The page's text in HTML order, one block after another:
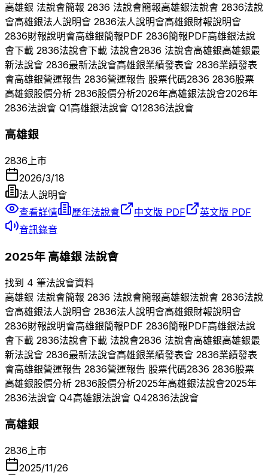
高雄銀 法說會簡報 2836 法說會簡報高雄銀法說會 2836法說
會高雄銀法人說明會 2836法人說明會高雄銀財報說明會
2836財報說明會高雄銀簡報PDF 2836簡報PDF高雄銀法說
會下載 2836法說會下載 法說會2836 法說會高雄銀高雄銀最
新法說會 2836最新法說會高雄銀業績發表會 2836業績發表
會高雄銀營運報告 2836營運報告 股票代碼2836 2836股票
高雄銀股價分析 2836股價分析2026年高雄銀法說會2026年
2836法說會 Q1高雄銀法說會 Q12836法說會
高雄銀
2836上市
2026/3/18
法人說明會
查看詳情
歷年法說會 中文版 PDF
英文版 PDF
音訊錄音
2025年 高雄銀法說會
找到 4 筆法說會資料
高雄銀 法說會簡報 2836 法說會簡報高雄銀法說會 2836法說
會高雄銀法人說明會 2836法人說明會高雄銀財報說明會
2836財報說明會高雄銀簡報PDF 2836簡報PDF高雄銀法說
會下載 2836法說會下載 法說會2836 法說會高雄銀高雄銀最
新法說會 2836最新法說會高雄銀業績發表會 2836業績發表
會高雄銀營運報告 2836營運報告 股票代碼2836 2836股票
高雄銀股價分析 2836股價分析2025年高雄銀法說會2025年
2836法說會 Q4高雄銀法說會 Q42836法說會
高雄銀
2836上市
2025/11/26